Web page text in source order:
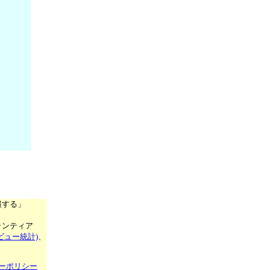
る」
ティア
ュー統計)、
ポリシー